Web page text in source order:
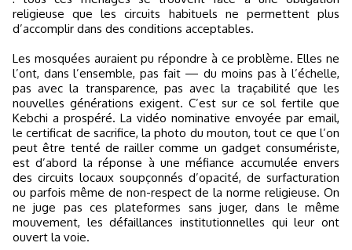
religieuse que les circuits habituels ne permettent plus
d’accomplir dans des conditions acceptables.
Les mosquées auraient pu répondre à ce problème. Elles ne
l’ont, dans l’ensemble, pas fait — du moins pas à l’échelle,
pas avec la transparence, pas avec la traçabilité que les
nouvelles générations exigent. C’est sur ce sol fertile que
Kebchi a prospéré. La vidéo nominative envoyée par email,
le certificat de sacrifice, la photo du mouton, tout ce que l’on
peut être tenté de railler comme un gadget consumériste,
est d’abord la réponse à une méfiance accumulée envers
des circuits locaux soupçonnés d’opacité, de surfacturation
ou parfois même de non-respect de la norme religieuse. On
ne juge pas ces plateformes sans juger, dans le même
mouvement, les défaillances institutionnelles qui leur ont
ouvert la voie.